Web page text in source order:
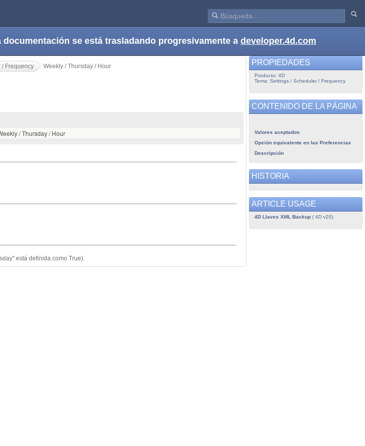
se está trasladando progresivamente a developer.4d.com
/ Frequency Weekly / Thursday / Hour
/ Thursday / Hour
está definida como True).
PROPIEDADES
Producto: 4D
Tema: Settings / Scheduler / Frequency
CONTENIDO DE LA PÁGINA
Valores aceptados
Opción equivalente en las Preferencias
Descripción
HISTORIA
ARTICLE USAGE
4D Llaves XML Backup( 4D v20)